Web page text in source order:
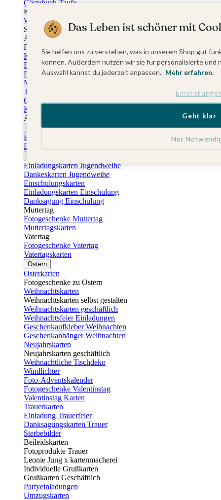
Gästebuch Taufe
Kartenbox Taufe
Willkommensschilder Taufe
Sticker Taufe
Absenderaufkleber Taufe
Fotobuch Taufe
Konfirmationskarten
Einladungskarten Konfirmation
Danksagung Konfirmation
Menükarten Konfirmation
Tischkarten Konfirmation
Gästebuch Konfirmation
Kerzen Konfirmation
Aufkleber zum Anlass Ihres Kindes
Firmungskarten
Einladungskarten Firmung
Dankeskarten Firmung
Einladungskarten Jugendweihe
Dankeskarten Jugendweihe
Einschulungskarten
Einladungskarten Einschulung
Danksagung Einschulung
Muttertag
Fotogeschenke Muttertag
Muttertagskarten
Vatertag
Fotogeschenke Vatertag
Vatertagskarten
Ostern
Osterkarten
Fotogeschenke zu Ostern
Weihnachtskarten
Weihnachtskarten selbst gestalten
Weihnachtskarten geschäftlich
Weihnachtsfeier Einladungen
Geschenkaufkleber Weihnachten
Geschenkanhänger Weihnachten
Neujahrskarten
Neujahrskarten geschäftlich
Weihnachtliche Tischdeko
Windlichter
Foto-Adventskalender
Fotogeschenke Valentinstag
Valentinstag Karten
Trauerkarten
Einladung Trauerfeier
Danksagungskarten Trauer
Sterbebilder
Beileidskarten
Fotoprodukte Trauer
Leonie Jung x kartenmacherei
Individuelle Grußkarten
Grußkarten Geschäftlich
Partyeinladungen
Umzugskarten
Das Leben ist schöner mit
Sie helfen uns zu verstehen, was in unserem Shop gut
können. Außerdem nutzen wir sie für personalisierte
Auswahl kannst du jederzeit anpassen. Mehr erfahren.
Nur
Geht klar